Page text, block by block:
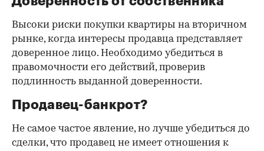
Высоки риски покупки квартиры на вторичном
рынке, когда интересы продавца представляет
доверенное лицо. Необходимо убедиться в
правомочности его действий, проверив
подлинность выданной доверенности.
Продавец-банкрот?
Не самое частое явление, но лучше убедиться до
сделки, что продавец не имеет отношения к